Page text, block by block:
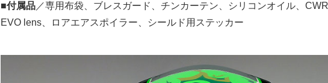
■付属品 ／専用布袋、ブレスガード、チンカーテン、シリコンオイル、
EVO lens、ロアエアスポイラー、シールド用ステッカー